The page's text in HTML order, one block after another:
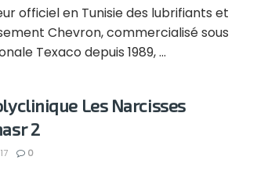
officiel en Tunisie des lubrifiants et
Chevron, commercialisé sous
Texaco depuis 1989, ...
Les Narcisses
2
0